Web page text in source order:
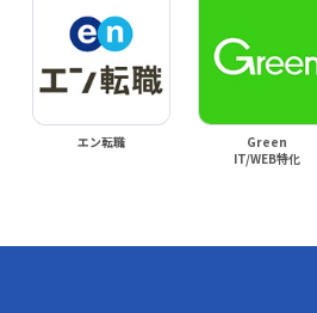
エン転職
Green
IT/WEB特化